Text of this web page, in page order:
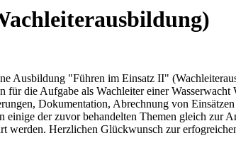
Ausbildung "Führen im Einsatz II"
die Aufgabe als Wachleiter einer
Dokumentation, Abrechnung von
der zuvor behandelten Themen gleich zur
werden. Herzlichen Glückwunsch zur